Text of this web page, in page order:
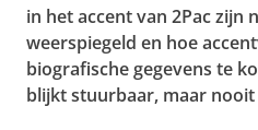
in het accent van 2Pac
weerspiegeld en hoe
biografische gegevens te
blijkt stuurbaar, maar